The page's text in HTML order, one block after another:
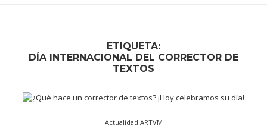
ETIQUETA:
DÍA INTERNACIONAL DEL CORRECTOR DE
TEXTOS
Actualidad ARTVM